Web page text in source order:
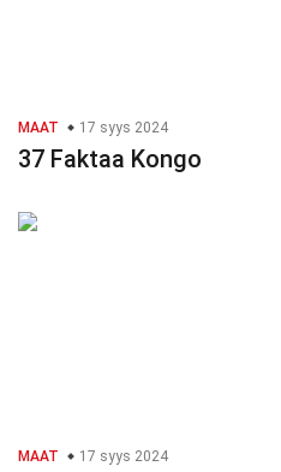
MAAT 17 syys 2024
37 Faktaa Kongo
MAAT 17 syys 2024